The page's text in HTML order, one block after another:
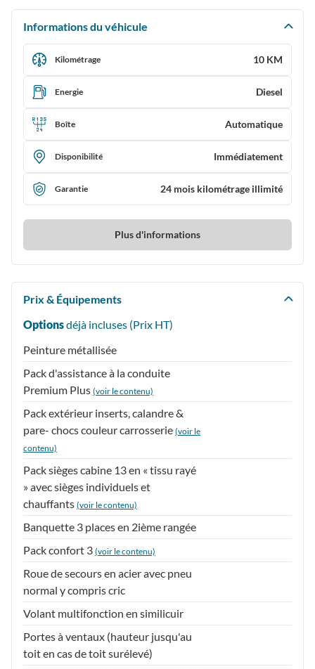
Informations du véhicule
Kilométrage 10 KM
Energie Diesel
Boîte Automatique
Disponibilité Immédiatement
Garantie 24 mois kilométrage illimité
Plus d'informations
Prix & Équipements
Optionsdéjà incluses (Prix HT)
Peinture métallisée
Pack d'assistance à la conduite
Premium Plus (voir le contenu)
Pack extérieur inserts, calandre &
pare- chocs couleur carrosserie (voir le
contenu)
Pack sièges cabine 13 en « tissu rayé
» avec sièges individuels et
chauffants (voir le contenu)
Banquette 3 places en 2ième rangée
Pack confort 3 (voir le contenu)
Roue de secours en acier avec pneu
normal y compris cric
Volant multifonction en similicuir
Portes à ventaux (hauteur jusqu'au
toit en cas de toit surélevé)